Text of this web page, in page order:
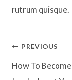
rutrum quisque.
Post
PREVIOUS
How To Become